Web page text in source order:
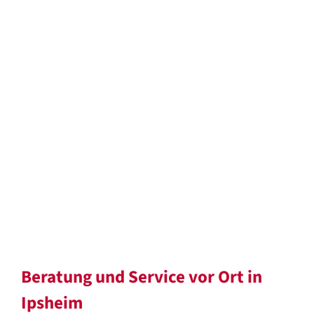
Beratung und Service vor Ort in
Ipsheim